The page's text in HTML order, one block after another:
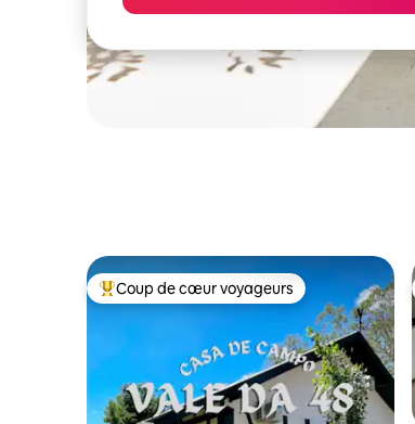
Coups de cœur voyageurs les plus appréciés
Coup de cœur voyageurs